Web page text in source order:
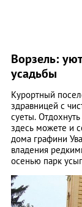
Ворзель:
усадьбы
Курортный
здравницей с
суеты.
здесь можете и
дома графини
владения
осенью парк